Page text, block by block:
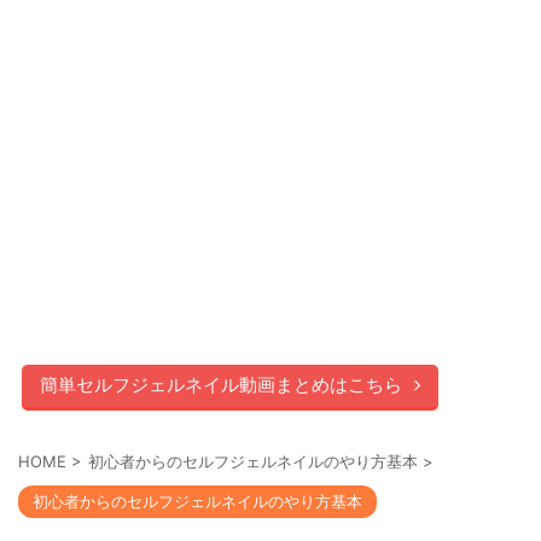
簡単セルフジェルネイル動画まとめはこちら
HOME > 初心者からのセルフジェルネイルのやり方基本 >
初心者からのセルフジェルネイルのやり方基本